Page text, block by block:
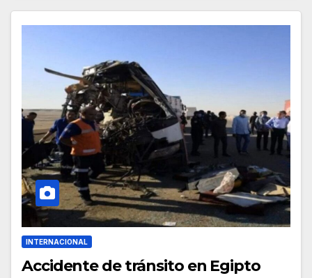
INTERNACIONAL
Accidente de tránsito en Egipto